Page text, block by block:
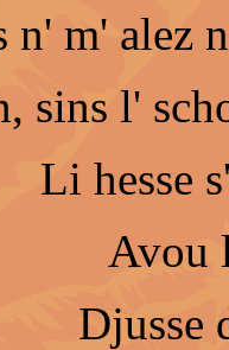
n' m' alez
sins l'
Li hesse
Avou
Djusse